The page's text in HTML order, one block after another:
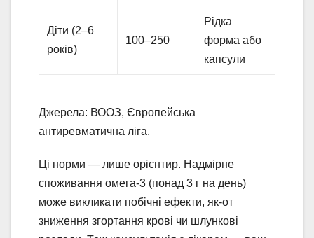
Діти (2–6
років)
100–250
Рідка
форма або
капсули
Джерела: ВООЗ, Європейська
антиревматична ліга.
Ці норми — лише орієнтир. Надмірне
споживання омега-3 (понад 3 г на день)
може викликати побічні ефекти, як-от
зниження згортання крові чи шлункові